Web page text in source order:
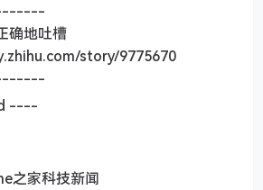
确地吐槽
story/9775670
----
之家科技新闻